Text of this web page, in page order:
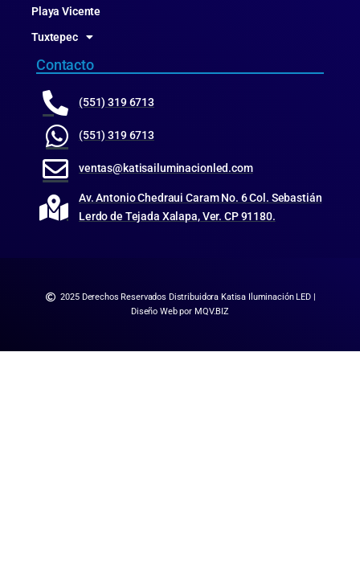
Playa Vicente
Tuxtepec
Contacto
(551) 319 6713
(551) 319 6713
ventas@katisailuminacionled.com
Av. Antonio Chedraui Caram No. 6 Col. Sebastián
Lerdo de Tejada Xalapa, Ver. CP 91180.
2025 Derechos Reservados Distribuidora Katisa Iluminación LED |
Diseño Web por MQV.BIZ